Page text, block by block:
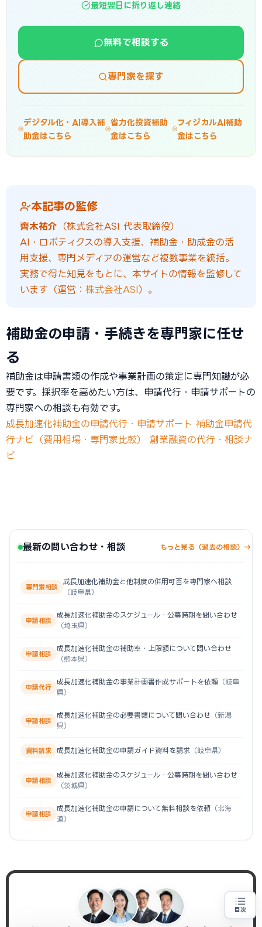
最短翌日に折り返し連絡
無料で相談する
専門家を探す
デジタル化・AI導入補
助金はこちら
省力化投資補助
金はこちら
フィジカルAI補助
金はこちら
本記事の監修
齊木祐介 （株式会社ASI 代表取締役）
AI・ロボティクスの導入支援、補助金・助成金の活
用支援、専門メディアの運営など複数事業を統括。
実務で得た知見をもとに、本サイトの情報を監修して
います（運営： 株式会社ASI）。
補助金の申請・手続きを専門家に任せ
る
補助金は申請書類の作成や事業計画の策定に専門知識が必
要です。採択率を高めたい方は、申請代行・申請サポートの
専門家への相談も有効です。
成長加速化補助金の申請代行・申請サポート 補助金申請代
行ナビ（費用相場・専門家比較）
創業融資の代行・相談ナ
ビ
目次
最新の問い合わせ・相談 もっと見る（過去の相談）→
専門家相談
成長加速化補助金と他制度の併用可否を専門家へ相談
（岐阜県）
申請相談
成長加速化補助金のスケジュール・公募時期を問い合わせ
（埼玉県）
申請相談
成長加速化補助金の補助率・上限額について問い合わせ
（熊本県）
申請代行
成長加速化補助金の事業計画書作成サポートを依頼 （岐阜
県）
申請相談
成長加速化補助金の必要書類について問い合わせ （新潟
県）
資料請求 成長加速化補助金の申請ガイド資料を請求 （岐阜県）
申請相談
成長加速化補助金のスケジュール・公募時期を問い合わせ
（茨城県）
申請相談
成長加速化補助金の申請について無料相談を依頼 （北海
道）
売上100億円を目指す方
専門家に無料相談する
地域・業種から選べる
お近くの専門家を探す